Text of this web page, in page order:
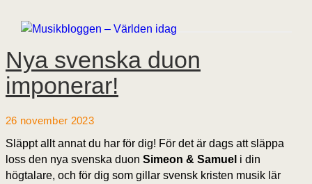
Nya svenska duon
imponerar!
26 november 2023
Släppt allt annat du har för dig! För det är dags att släppa
loss den nya svenska duon Simeon & Samuel i din
högtalare, och för dig som gillar svensk kristen musik lär